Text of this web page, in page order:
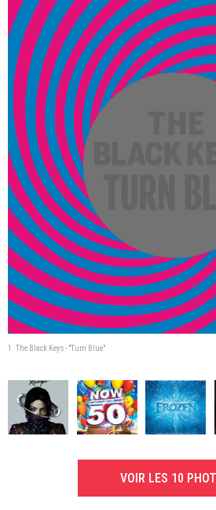
1. The Black Keys - "Turn Blue"
VOIR LES 10